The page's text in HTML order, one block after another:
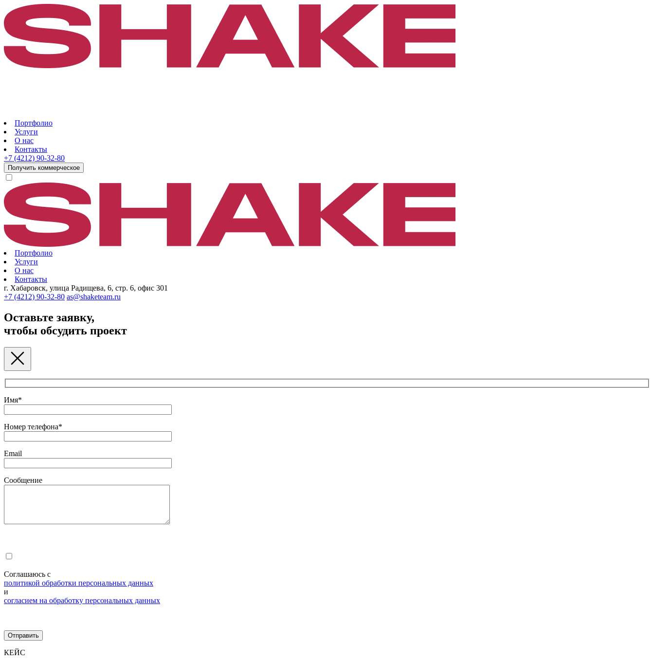
Портфолио
Услуги
О нас
Контакты
+7 (4212) 90-32-80
Получить коммерческое
Портфолио
Услуги
О нас
Контакты
г. Хабаровск, улица Радищева, 6, стр. 6, офис 301
+7 (4212) 90-32-80 as@shaketeam.ru
Оставьте заявку,
чтобы обсудить проект
Имя*
Номер телефона*
Email
Сообщение
Соглашаюсь с
политикой обработки персональных данных
и
согласием на обработку персональных данных
КЕЙС